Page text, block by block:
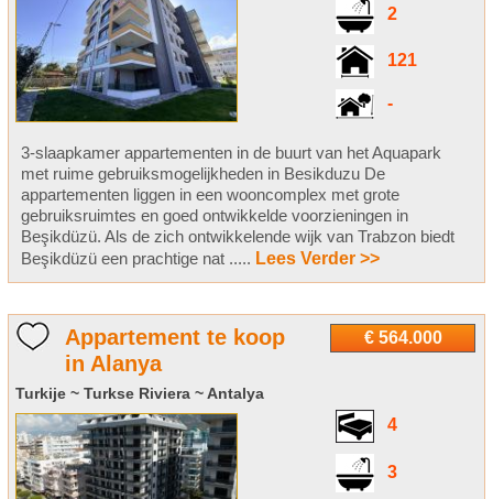
2
121
-
3-slaapkamer appartementen in de buurt van het Aquapark
met ruime gebruiksmogelijkheden in Besikduzu De
appartementen liggen in een wooncomplex met grote
gebruiksruimtes en goed ontwikkelde voorzieningen in
Beşikdüzü. Als de zich ontwikkelende wijk van Trabzon biedt
Beşikdüzü een prachtige nat ..... Lees Verder >>
€ 564.000
Appartement te koop
in Alanya
Turkije ~ Turkse Riviera ~ Antalya
4
3